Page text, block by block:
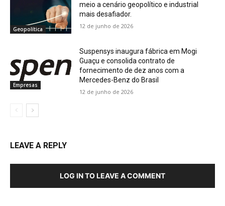
Geopolítica
meio a cenário geopolítico e industrial
mais desafiador.
12 de junho de 2026
Empresas
Suspensys inaugura fábrica em Mogi
Guaçu e consolida contrato de
fornecimento de dez anos com a
Mercedes-Benz do Brasil
12 de junho de 2026
LEAVE A REPLY
LOG IN TO LEAVE A COMMENT